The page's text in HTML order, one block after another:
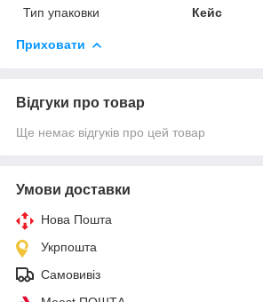
Тип упаковки
Кейс
Приховати
Відгуки про товар
Ще немає відгуків про цей товар
Умови доставки
Нова Пошта
Укрпошта
Самовивіз